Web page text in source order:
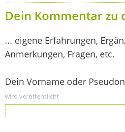
Dein Kommentar zu
... eigene Erfahrungen,
Anmerkungen, Fragen, etc.
Dein Vorname oder
wird veröffentlicht